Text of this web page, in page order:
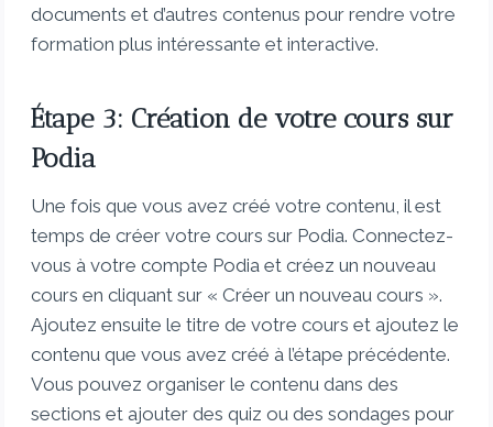
documents et d’autres contenus pour rendre votre
formation plus intéressante et interactive.
Étape 3: Création de votre cours sur
Podia
Une fois que vous avez créé votre contenu, il est
temps de créer votre cours sur Podia. Connectez-
vous à votre compte Podia et créez un nouveau
cours en cliquant sur « Créer un nouveau cours ».
Ajoutez ensuite le titre de votre cours et ajoutez le
contenu que vous avez créé à l’étape précédente.
Vous pouvez organiser le contenu dans des
sections et ajouter des quiz ou des sondages pour